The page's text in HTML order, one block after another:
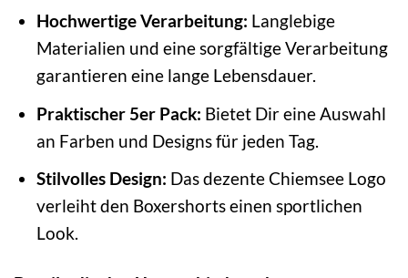
Hochwertige Verarbeitung: Langlebige
Materialien und eine sorgfältige Verarbeitung
garantieren eine lange Lebensdauer.
Praktischer 5er Pack: Bietet Dir eine Auswahl
an Farben und Designs für jeden Tag.
Stilvolles Design: Das dezente Chiemsee Logo
verleiht den Boxershorts einen sportlichen
Look.